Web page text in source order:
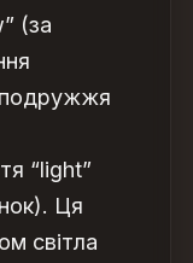
(за
подружжя
“light”
Ця
світла